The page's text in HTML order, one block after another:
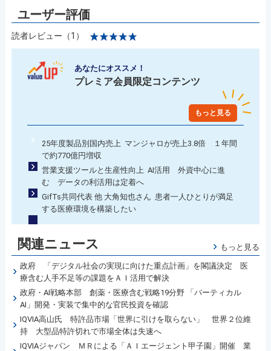
読者レビュー（1）
あなたにオススメ！
プレミア会員限定コンテンツ
もっと見る
25年度製品別国内売上 マンジャロが売上3.8倍 １年間
で約770億円増収
営業支援ツールと生産性向上 AI活用 外資中心に進
む データの利活用は定着へ
GifTs共同代表 他 大角知也さん 患者一人ひとりが満足
する医療環境を構築したい
関連ニュース もっと見る
政府 「デジタル社会の実現に向けた重点計画」を閣議決定 医
療含む人手不足等の課題をＡＩ活用で解決
政府・AI戦略本部 創薬・医療含む戦略19分野 「バーティカル
AI」開発・実装で集中的な官民投資を確認
IQVIA高山氏 特許品市場「世界に引けを取らない」 世界２位維
持 大型品特許切れで市場全体は失速へ
IQVIAジャパン ＭＲによる「ＡＩエージェント甲子園」開催 業